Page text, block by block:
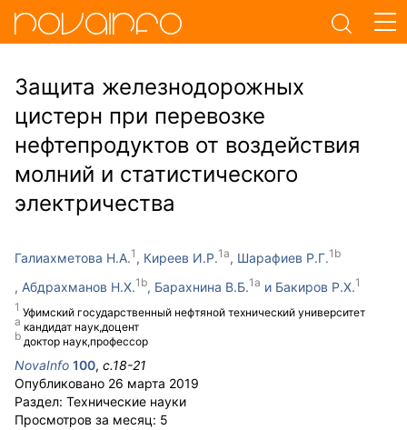
Защита железнодорожных
цистерн при перевозке
нефтепродуктов от воздействия
молний и статистического
электричества
Галиахметова Н.А.
Уфимский государственный нефтяной технический университет
Киреев И.Р.
кандидат наук,доцент
Шарафиев Р.Г.
доктор наук,профессор
Абдрахманов Н.Х. Барахнина В.Б. Бакиров Р.Х.
NovaInfo 100, с.18-21
Опубликовано 26 марта 2019
Раздел: Технические науки
Просмотров за месяц: 5